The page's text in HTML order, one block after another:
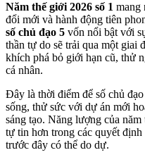
Năm thế giới 2026 số 1 mang
đổi mới và hành động tiên
số chủ đạo 5 vốn nổi bật với
thần tự do sẽ trải qua một giai
khích phá bỏ giới hạn cũ, thử
cá nhân.
Đây là thời điểm để số chủ
sống, thử sức với dự án mới
sáng tạo. Năng lượng của
tự tin hơn trong các quyết
trước đây có thể do dự.